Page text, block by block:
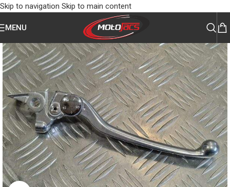
Skip to navigation Skip to main content
MENU